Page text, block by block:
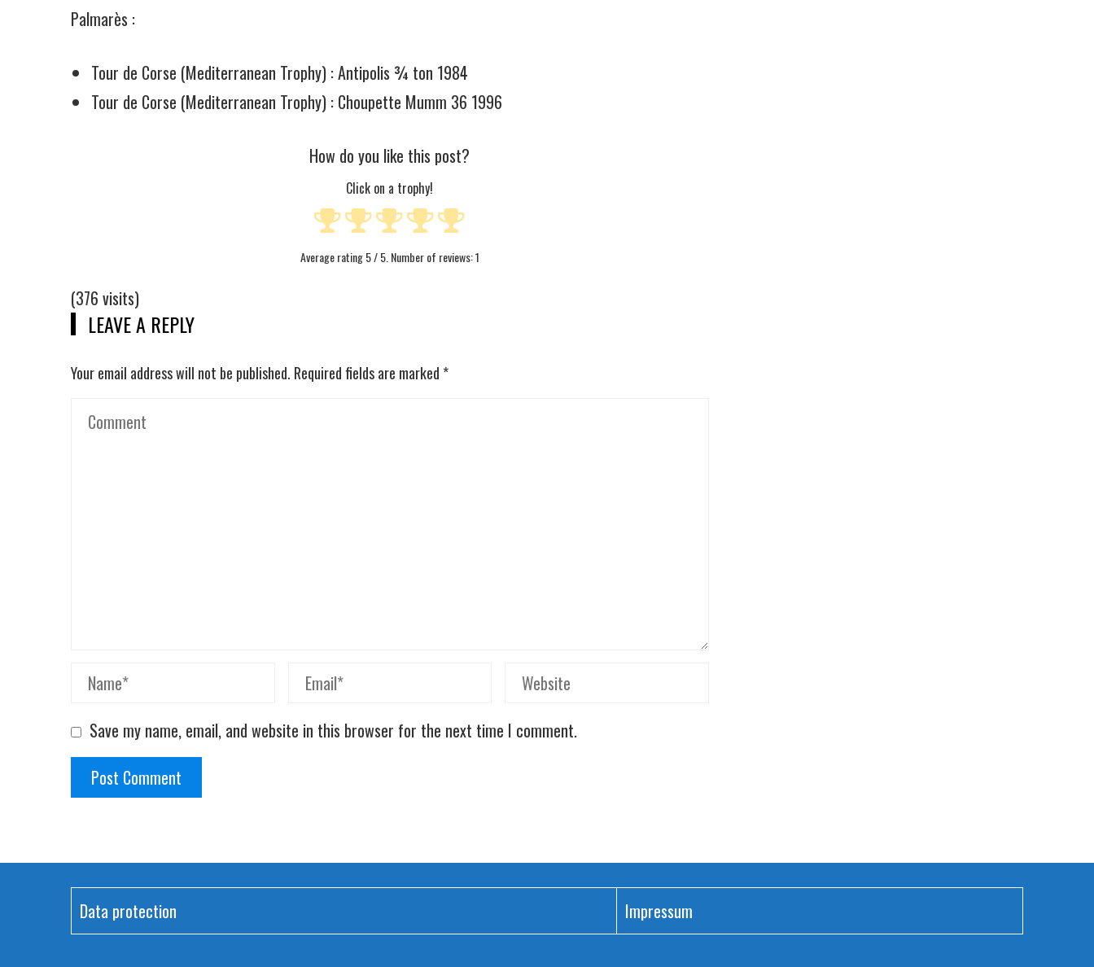
Palmarès :
Tour de Corse (Mediterranean Trophy) : Antipolis ¾ ton 1984
Tour de Corse (Mediterranean Trophy) : Choupette Mumm 36 1996
How do you like this post?
Click on a trophy!
Average rating5/ 5. Number of reviews:1
(376 visits)
LEAVE A REPLY
Your email address will not be published. Required fields are marked *
Save my name, email, and website in this browser for the next time I comment.
Data protection Impressum